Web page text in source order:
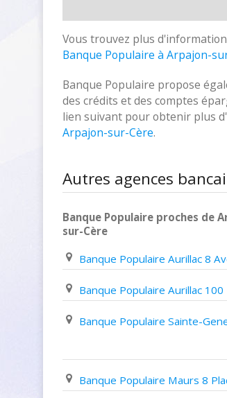
Vous trouvez plus
Banque Populaire à Arpajon-
Banque Populaire propose
des crédits et des comptes
lien suivant pour obtenir plus
Arpajon-sur-Cère.
Autres agences
Banque Populaire proches de
sur-Cère